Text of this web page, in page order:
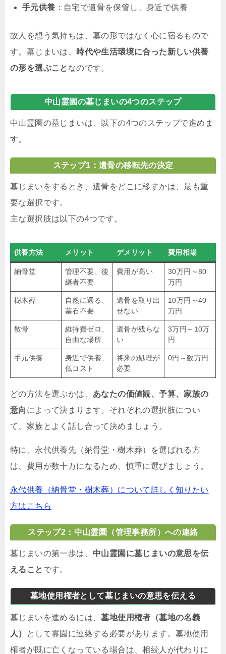
手元供養 ：自宅で遺骨を保管し、身近で供養
故人を想う気持ちは、墓の形ではなく心に宿るもので
す。墓じまいは、
時代や生活環境に合った新しい供養
の形を選ぶこと なのです。
中山霊園の墓じまいの4つのステップ
中山霊園の墓じまいは、以下の4つのステップで進めま
す。
ステップ1：遺骨の移転先の決定
墓じまいをするとき、遺骨をどこに移すかは、最も重
要な選択です。
主な選択肢は以下の4つです。
供養方法 メリット デメリット 費用相場
納骨堂
管理不要、後
継者不要
費用が高い
30万円～80
万円
樹木葬
自然に還る、
墓石不要
遺骨を取り出
せない
10万円～40
万円
散骨
維持費ゼロ、
自由な場所
遺骨が残らな
い
3万円～10万
円
手元供養
身近で供養、
低コスト
将来の処理が
必要
0円～数万円
どの方法を選ぶかは、 あなたの価値観、予算、家族の
意向 によって決まります。それぞれの選択肢につい
て、家族とよく話し合って決めましょう。
特に、永代供養先（納骨堂・樹木葬）を選ばれる方
は、費用が数十万になるため、慎重に選びましょう。
永代供養（納骨堂・樹木葬）について詳しく知りたい
方はこちら
ステップ2：中山霊園（管理事務所）への連絡
墓じまいの第一歩は、 中山霊園に墓じまいの意思を伝
えること です。
墓地使用権者として墓じまいの意思を伝える
墓じまいを進めるには、墓地使用権者（墓地の名義
人）
として霊園に連絡する必要があります。墓地使用
権者が既に亡くなっている場合は、相続人が代わりに